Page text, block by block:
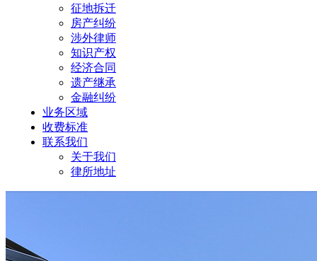
征地拆迁
房产纠纷
涉外律师
知识产权
经济合同
遗产继承
金融纠纷
业务区域
收费标准
联系我们
关于我们
律所地址